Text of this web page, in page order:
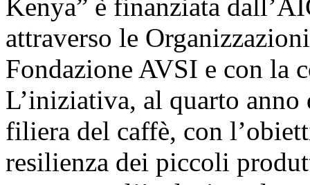
Kenya” è finanziata
attraverso le
Fondazione AVSI e con la
L’iniziativa, al quarto
filiera del caffè, con
resilienza dei piccoli